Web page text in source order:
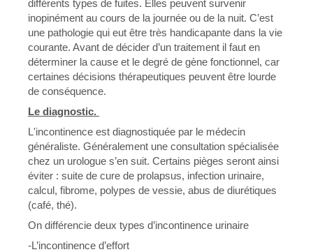
différents types de fuites. Elles peuvent survenir
inopinément au cours de la journée ou de la nuit. C’est
une pathologie qui eut être très handicapante dans la vie
courante. Avant de décider d’un traitement il faut en
déterminer la cause et le degré de gène fonctionnel, car
certaines décisions thérapeutiques peuvent être lourde
de conséquence.
Le diagnostic.
L'incontinence est diagnostiquée par le médecin
généraliste. Généralement une consultation spécialisée
chez un urologue s’en suit. Certains pièges seront ainsi
éviter : suite de cure de prolapsus, infection urinaire,
calcul, fibrome, polypes de vessie, abus de diurétiques
(café, thé).
On différencie deux types d’incontinence urinaire
-L’incontinence d’effort